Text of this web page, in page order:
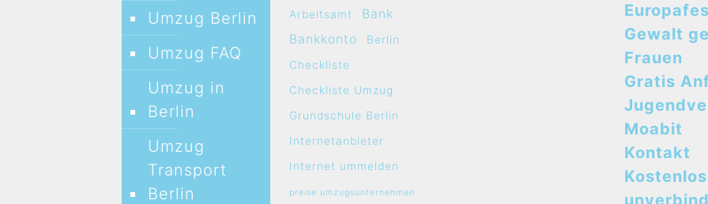
Umzug Berlin
Umzug FAQ
Umzug in
Berlin
Umzug
Transport
Berlin
Arbeitsamt
Bank
Bankkonto
Berlin
Checkliste
Checkliste Umzug
Grundschule Berlin
Internetanbieter
Internet ummelden
preise umzugsunternehmen
Gewalt
Frauen
Gratis
Moabit
Kontakt